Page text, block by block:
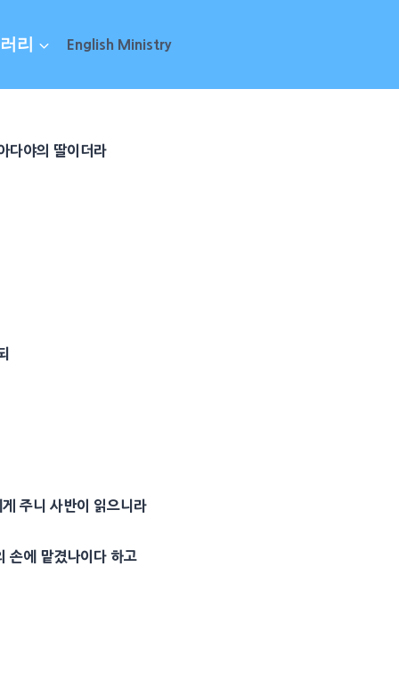
리 English Ministry
다야의 딸이더라
주니 사반이 읽으니라
손에 맡겼나이다 하고